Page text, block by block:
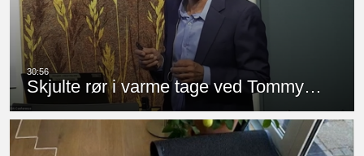
Skjulte rør i varme tage ved Tommy…